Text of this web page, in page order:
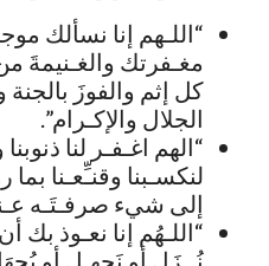
“اللـهم إنا نسألك
مغـفرتك والغـنيمةَ
كل إثم والفوزَ بالجنة
الجلال والإكـرام”.
“الهم اغـفـر لنا
لنكسـبنا وقنـِّعـنا بما
إلى شيء صرفـتَـه
“اللـهُم إنا نعـوذ بك
نُــزَل أو نَجهـل أو